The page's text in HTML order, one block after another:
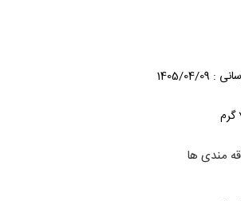
04/09
مندی ها